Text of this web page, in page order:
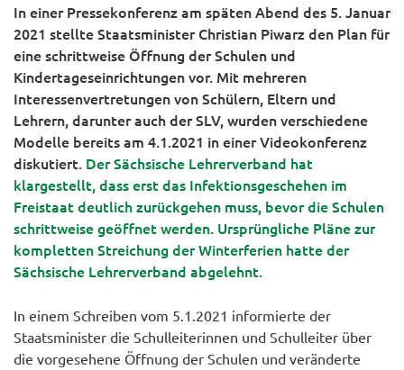
In einer Pressekonferenz am späten Abend des 5. Januar
2021 stellte Staatsminister Christian Piwarz den Plan für
eine schrittweise Öffnung der Schulen und
Kindertageseinrichtungen vor. Mit mehreren
Interessenvertretungen von Schülern, Eltern und
Lehrern, darunter auch der SLV, wurden verschiedene
Modelle bereits am 4.1.2021 in einer Videokonferenz
diskutiert. Der Sächsische Lehrerverband hat
klargestellt, dass erst das Infektionsgeschehen im
Freistaat deutlich zurückgehen muss, bevor die Schulen
schrittweise geöffnet werden. Ursprüngliche Pläne zur
kompletten Streichung der Winterferien hatte der
Sächsische Lehrerverband abgelehnt.
In einem Schreiben vom 5.1.2021 informierte der
Staatsminister die Schulleiterinnen und Schulleiter über
die vorgesehene Öffnung der Schulen und veränderte